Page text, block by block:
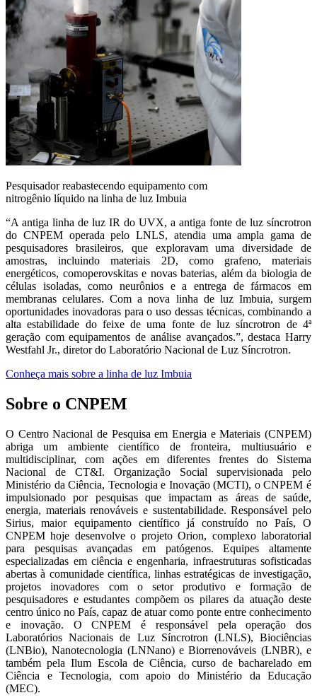
Pesquisador reabastecendo equipamento com
nitrogênio líquido na linha de luz Imbuia
“A antiga linha de luz IR do UVX, a antiga fonte de luz síncrotron
do CNPEM operada pelo LNLS, atendia uma ampla gama de
pesquisadores brasileiros, que exploravam uma diversidade de
amostras, incluindo materiais 2D, como grafeno, materiais
energéticos, comoperovskitas e novas baterias, além da biologia de
células isoladas, como neurônios e a entrega de fármacos em
membranas celulares. Com a nova linha de luz Imbuia, surgem
oportunidades inovadoras para o uso dessas técnicas, combinando a
alta estabilidade do feixe de uma fonte de luz síncrotron de 4ª
geração com equipamentos de análise avançados.”, destaca Harry
Westfahl Jr., diretor do Laboratório Nacional de Luz Síncrotron.
Conheça mais sobre a linha de luz Imbuia
Sobre o CNPEM
O Centro Nacional de Pesquisa em Energia e Materiais (CNPEM)
abriga um ambiente científico de fronteira, multiusuário e
multidisciplinar, com ações em diferentes frentes do Sistema
Nacional de CT&I. Organização Social supervisionada pelo
Ministério da Ciência, Tecnologia e Inovação (MCTI), o CNPEM é
impulsionado por pesquisas que impactam as áreas de saúde,
energia, materiais renováveis e sustentabilidade. Responsável pelo
Sirius, maior equipamento científico já construído no País, O
CNPEM hoje desenvolve o projeto Orion, complexo laboratorial
para pesquisas avançadas em patógenos. Equipes altamente
especializadas em ciência e engenharia, infraestruturas sofisticadas
abertas à comunidade científica, linhas estratégicas de investigação,
projetos inovadores com o setor produtivo e formação de
pesquisadores e estudantes compõem os pilares da atuação deste
centro único no País, capaz de atuar como ponte entre conhecimento
e inovação. O CNPEM é responsável pela operação dos
Laboratórios Nacionais de Luz Síncrotron (LNLS), Biociências
(LNBio), Nanotecnologia (LNNano) e Biorrenováveis (LNBR), e
também pela Ilum Escola de Ciência, curso de bacharelado em
Ciência e Tecnologia, com apoio do Ministério da Educação
(MEC).